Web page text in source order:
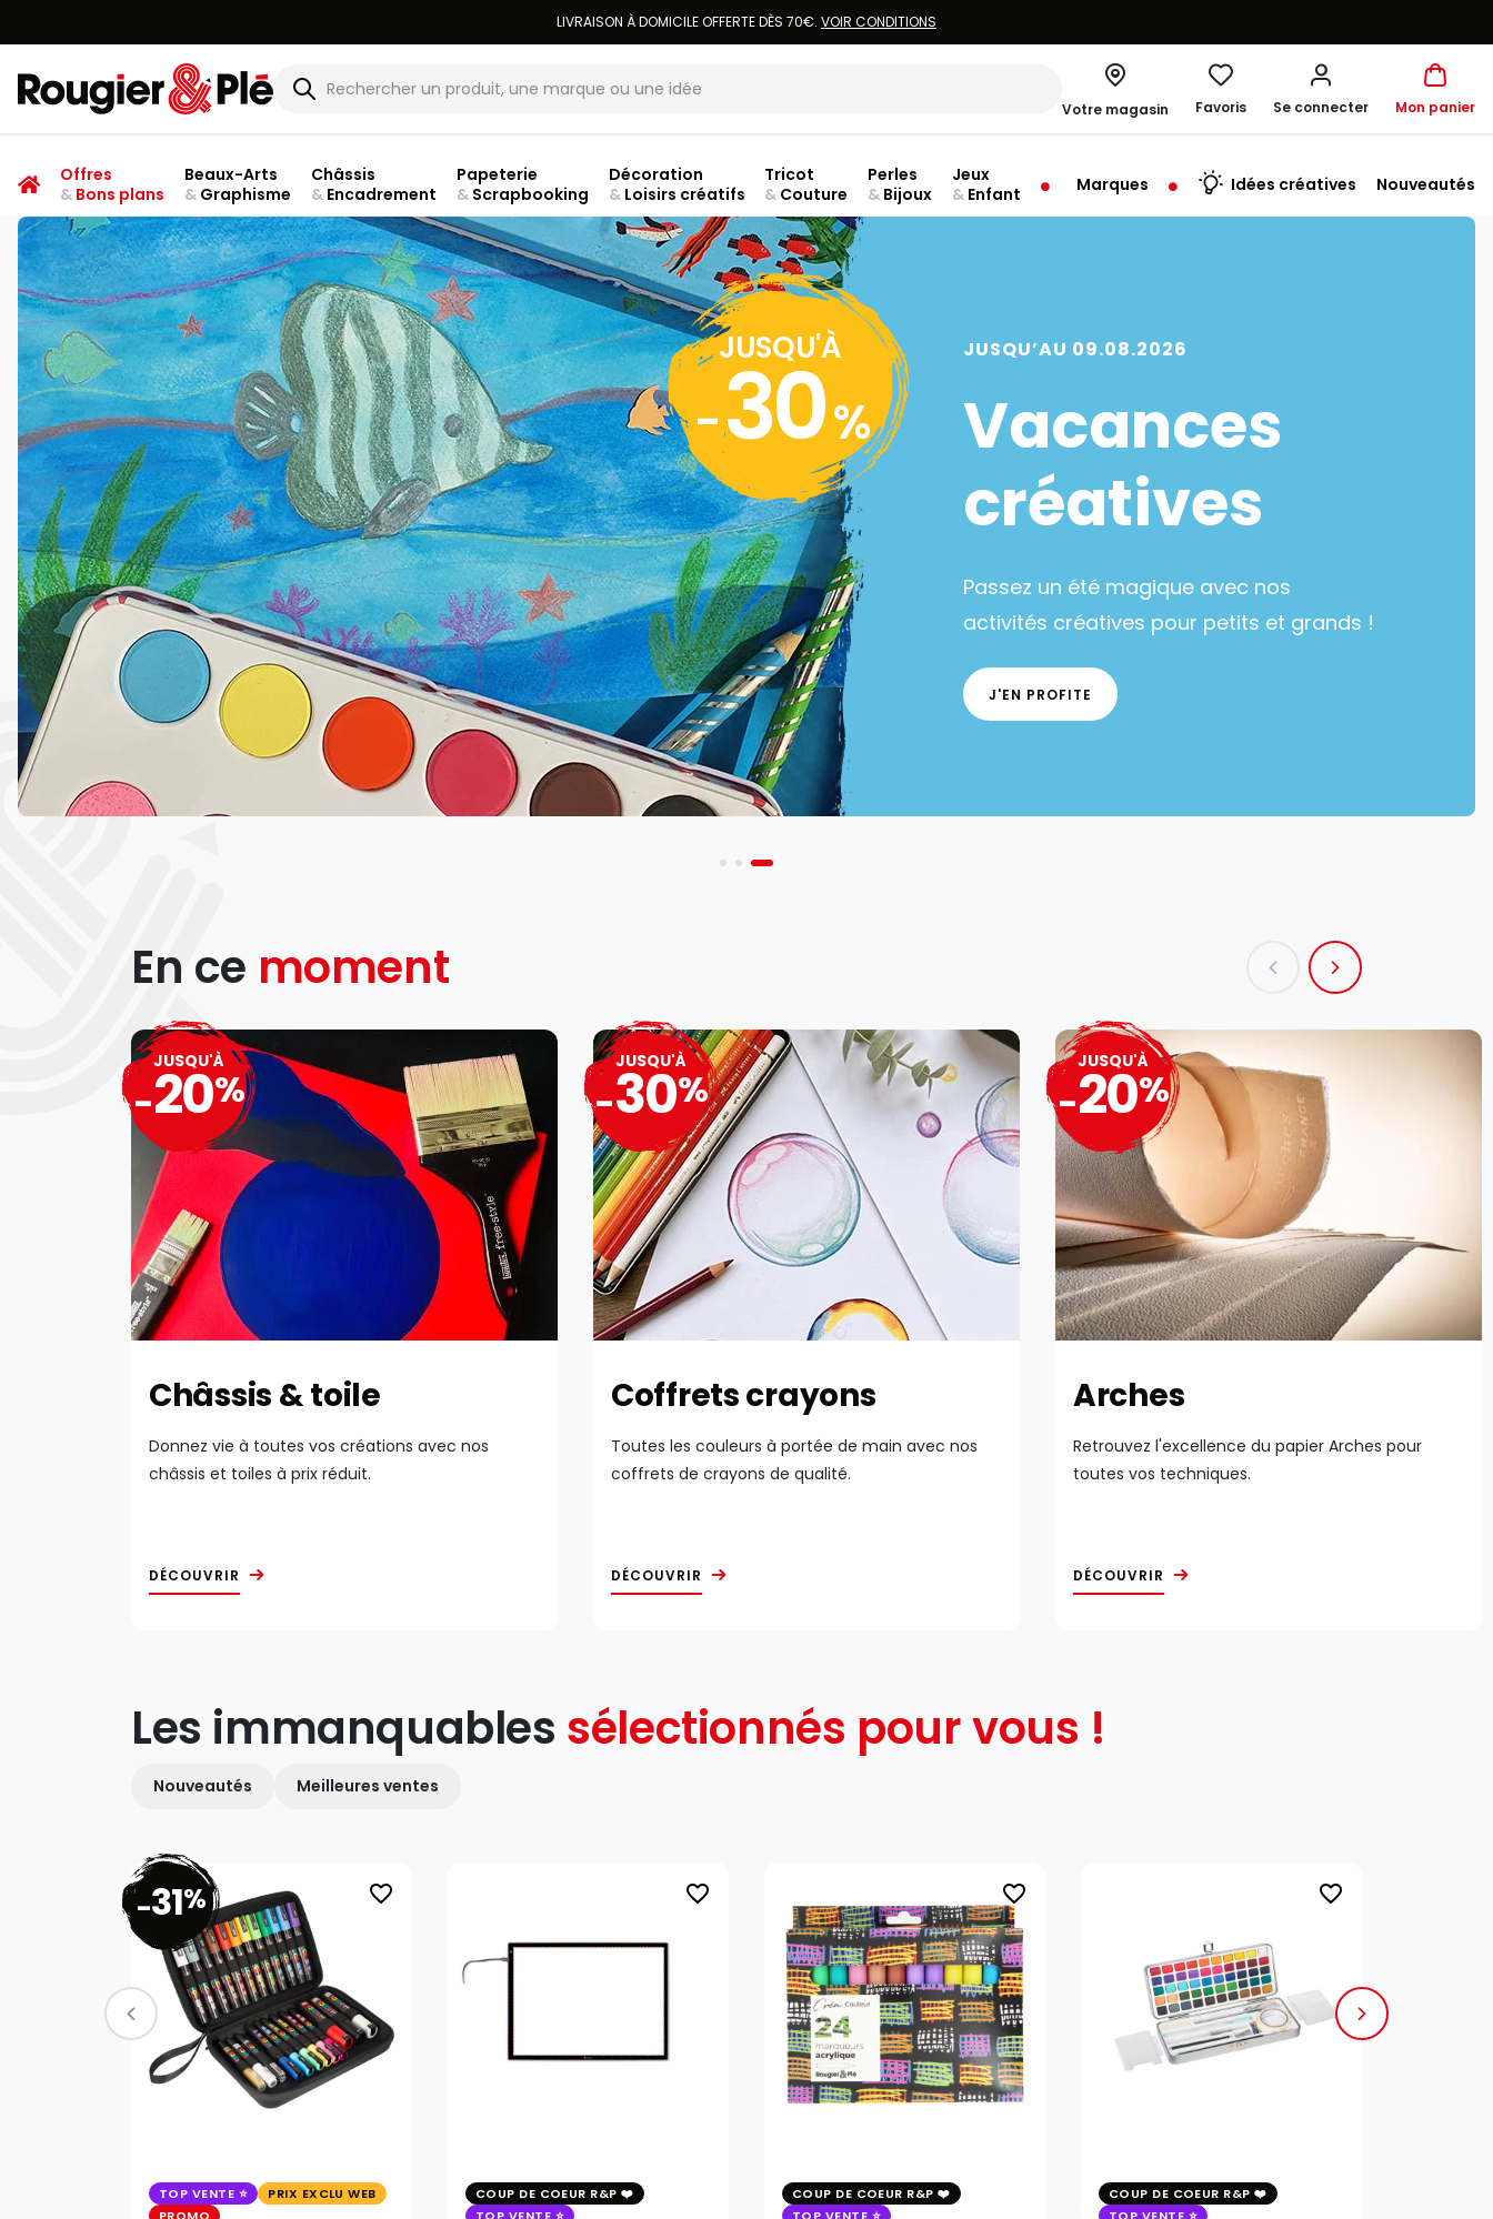
LIVRAISON À DOMICILE OFFERTE DÈS 70€. VOIR CONDITIONS
Rougier & Plé
Votre magasin Favoris Se connecter Mon panier
Offres
&Bons plans
Beaux-Arts
&Graphisme
Châssis
&Encadrement
Papeterie
&Scrapbooking
Décoration
&Loisirs créatifs
Tricot
& Couture
Perles
& Bijoux
Jeux
& Enfant Marques Idées créatives Nouveautés
JUSQU'À
-30%
JUSQU’AU 09.08.2026
Vacances
créatives
Passez un été magique avec nos
activités créatives pour petits et grands !
J'EN PROFITE
En ce moment
Châssis & toile
Donnez vie à toutes vos créations avec nos
châssis et toiles à prix réduit.
DÉCOUVRIR
JUSQU'À
-20%
Coffrets crayons
Toutes les couleurs à portée de main avec nos
coffrets de crayons de qualité.
DÉCOUVRIR
JUSQU'À
-30%
Arches
Retrouvez l'excellence du papier Arches pour
toutes vos techniques.
DÉCOUVRIR
JUSQU'À
-20%
Les immanquables sélectionnés pour vous !
Nouveautés Meilleures ventes
favorite_border
-31%
TOP VENTE
PRIX EXCLU WEB
favorite_border
COUP DE COEUR R&P
favorite_border
COUP DE COEUR R&P
favorite_border
COUP DE COEUR R&P